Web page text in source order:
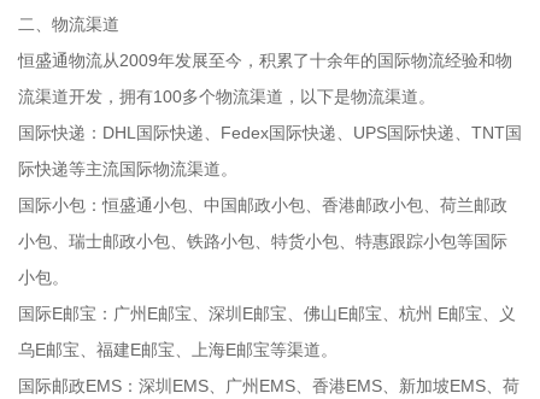
二、物流渠道
恒盛通物流从2009年发展至今，积累了十余年的国际物流经验和物
流渠道开发，拥有100多个物流渠道，以下是物流渠道。
国际快递：DHL国际快递、Fedex国际快递、UPS国际快递、TNT国
际快递等主流国际物流渠道。
国际小包：恒盛通小包、中国邮政小包、香港邮政小包、荷兰邮政
小包、瑞士邮政小包、铁路小包、特货小包、特惠跟踪小包等国际
小包。
国际E邮宝：广州E邮宝、深圳E邮宝、佛山E邮宝、杭州 E邮宝、义
乌E邮宝、福建E邮宝、上海E邮宝等渠道。
国际邮政EMS：深圳EMS、广州EMS、香港EMS、新加坡EMS、荷